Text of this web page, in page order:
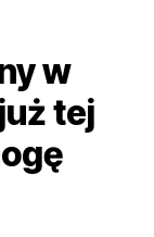
w
tej